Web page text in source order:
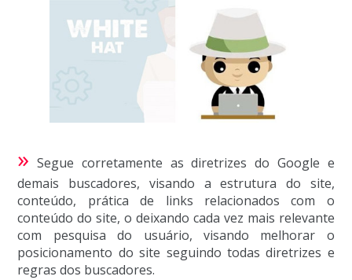
» Segue corretamente as diretrizes do Google e
demais buscadores, visando a estrutura do site,
conteúdo, prática de links relacionados com o
conteúdo do site, o deixando cada vez mais relevante
com pesquisa do usuário, visando melhorar o
posicionamento do site seguindo todas diretrizes e
regras dos buscadores.